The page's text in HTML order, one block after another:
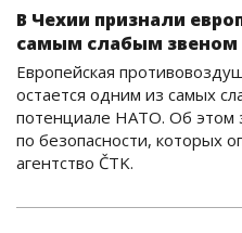
В Чехии признали
самым слабым звеном
Европейская
остается одним из самых
потенциале НАТО. Об этом
по безопасности, которых
агентство ČTK.